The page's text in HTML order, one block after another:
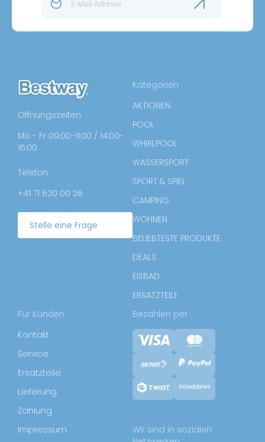
Öffnungszeiten
Mo - Fr 09:00-11:00 / 14:00-
16:00
Telefon
+41 71 620 00 26
Stelle eine Frage
Kategorien
AKTIONEN
POOL
WHIRLPOOL
WASSERSPORT
SPORT & SPIEL
CAMPING
WOHNEN
BELIEBTESTE PRODUKTE
DEALS
EISBAD
ERSATZTEILE
Für Kunden
Kontakt
Service
Ersatzteile
Lieferung
Zahlung
Impressum
Bezahlen per
Wir sind in sozialen